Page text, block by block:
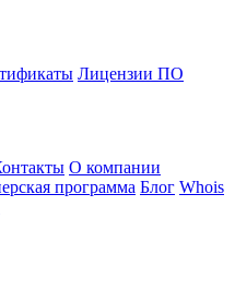
Лицензии ПО
О компании
программа Блог Whois